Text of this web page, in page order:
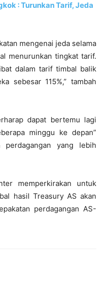
: Turunkan Tarif, Jeda
mengenai jeda selama
menurunkan tingkat tarif.
dalam tarif timbal balik
sebesar 115%,” tambah
dapat bertemu lagi
minggu ke depan”
perdagangan yang lebih
memperkirakan untuk
hasil Treasury AS akan
perdagangan AS-